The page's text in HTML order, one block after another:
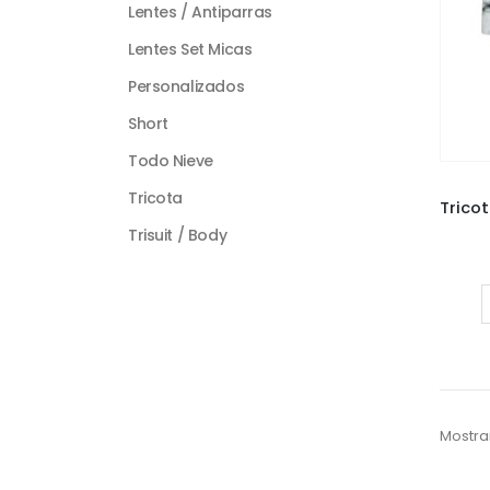
Lentes / Antiparras
Lentes Set Micas
Personalizados
Short
Todo Nieve
Tricota
Trisuit / Body